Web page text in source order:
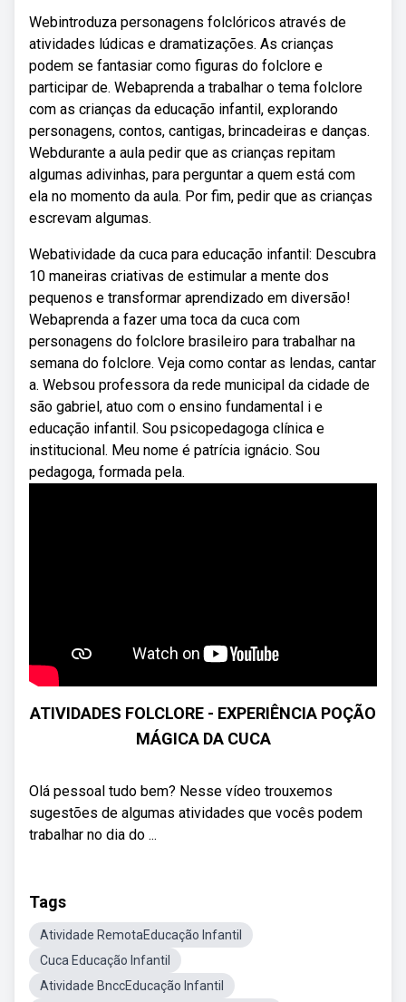
Webintroduza personagens folclóricos através de
atividades lúdicas e dramatizações. As crianças
podem se fantasiar como figuras do folclore e
participar de. Webaprenda a trabalhar o tema folclore
com as crianças da educação infantil, explorando
personagens, contos, cantigas, brincadeiras e danças.
Webdurante a aula pedir que as crianças repitam
algumas adivinhas, para perguntar a quem está com
ela no momento da aula. Por fim, pedir que as crianças
escrevam algumas.
Webatividade da cuca para educação infantil: Descubra
10 maneiras criativas de estimular a mente dos
pequenos e transformar aprendizado em diversão!
Webaprenda a fazer uma toca da cuca com
personagens do folclore brasileiro para trabalhar na
semana do folclore. Veja como contar as lendas, cantar
a. Websou professora da rede municipal da cidade de
são gabriel, atuo com o ensino fundamental i e
educação infantil. Sou psicopedagoga clínica e
institucional. Meu nome é patrícia ignácio. Sou
pedagoga, formada pela.
ATIVIDADES FOLCLORE - EXPERIÊNCIA POÇÃO
MÁGICA DA CUCA
Olá pessoal tudo bem? Nesse vídeo trouxemos
sugestões de algumas atividades que vocês podem
trabalhar no dia do ...
Tags
Atividade RemotaEducação Infantil
Cuca Educação Infantil
Atividade BnccEducação Infantil